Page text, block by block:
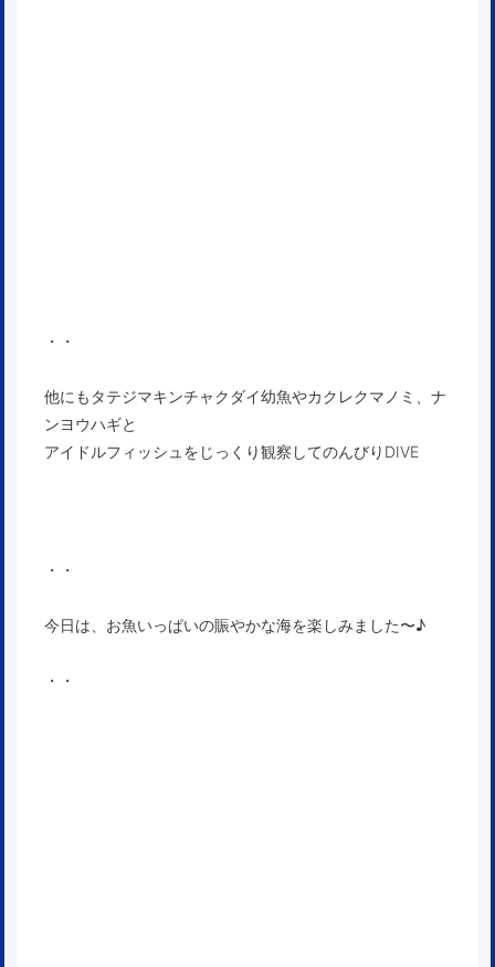
・・
他にもタテジマキンチャクダイ幼魚やカクレクマノミ、ナ
ンヨウハギと
アイドルフィッシュをじっくり観察してのんびりDIVE
・・
今日は、お魚いっぱいの賑やかな海を楽しみました〜♪
・・